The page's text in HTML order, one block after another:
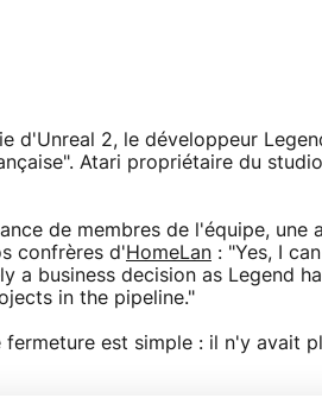
d'Unreal 2, le développeur
Atari propriétaire du
de membres de l'équipe, une
confrères d'HomeLan : "Yes, I
a business decision as Legend
in the pipeline."
est simple : il n'y avait